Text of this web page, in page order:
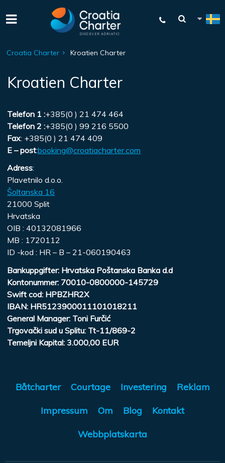
Croatia Charter Kroatien Charter
Kroatien Charter
Telefon 1 :+385(0 ) 21 474 464
Telefon 2 :+385(0 ) 99 216 5500
Fax: +385(0 ) 21 474 409
E – post:booking@croatiacharter.com
Adress:
Plavetnilo d.o.o.
Šoltanska 16
21000 Split
Hrvatska
OIB : 40132081966
MB : 1720112
ID -kod : HR – B – 21-060190463
Bankuppgifter: Hrvatska Poštanska Banka d.d
Kontonummer: 70010-0800000-145729
Swift cod: HPBZHR2X
IBAN: HR5123900011101018211
General Manager: Toni Furčić
Trgovački sud u Splitu: Tt-11/869-2
Temeljni Kapital: 3.000,00 EUR
Båtcharter Courtage Investering Reklam
Impressum Om Blog Kontakt
Webbplatskarta